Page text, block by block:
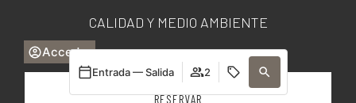
Acceder
RESERVAR
Entrada — Salida 2
CALIDAD Y MEDIO AMBIENTE
PORTAL DE TRANSPARENCIA